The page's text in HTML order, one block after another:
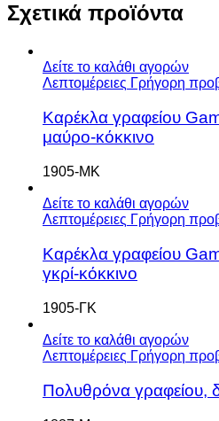
Σχετικά προϊόντα
Δείτε το καλάθι αγορών
Λεπτομέρειες Γρήγορη
Καρέκλα γραφείου
μαύρο-κόκκινο
1905-ΜΚ
Δείτε το καλάθι αγορών
Λεπτομέρειες Γρήγορη
Καρέκλα γραφείου
γκρί-κόκκινο
1905-ΓΚ
Δείτε το καλάθι αγορών
Λεπτομέρειες Γρήγορη
Πολυθρόνα γραφείου,